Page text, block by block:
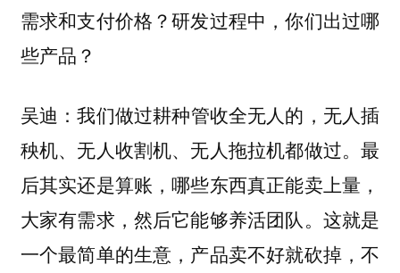
需求和支付价格？研发过程中，你们出过哪
些产品？
吴迪：我们做过耕种管收全无人的，无人插
秧机、无人收割机、无人拖拉机都做过。最
后其实还是算账，哪些东西真正能卖上量，
大家有需求，然后它能够养活团队。这就是
一个最简单的生意，产品卖不好就砍掉，不